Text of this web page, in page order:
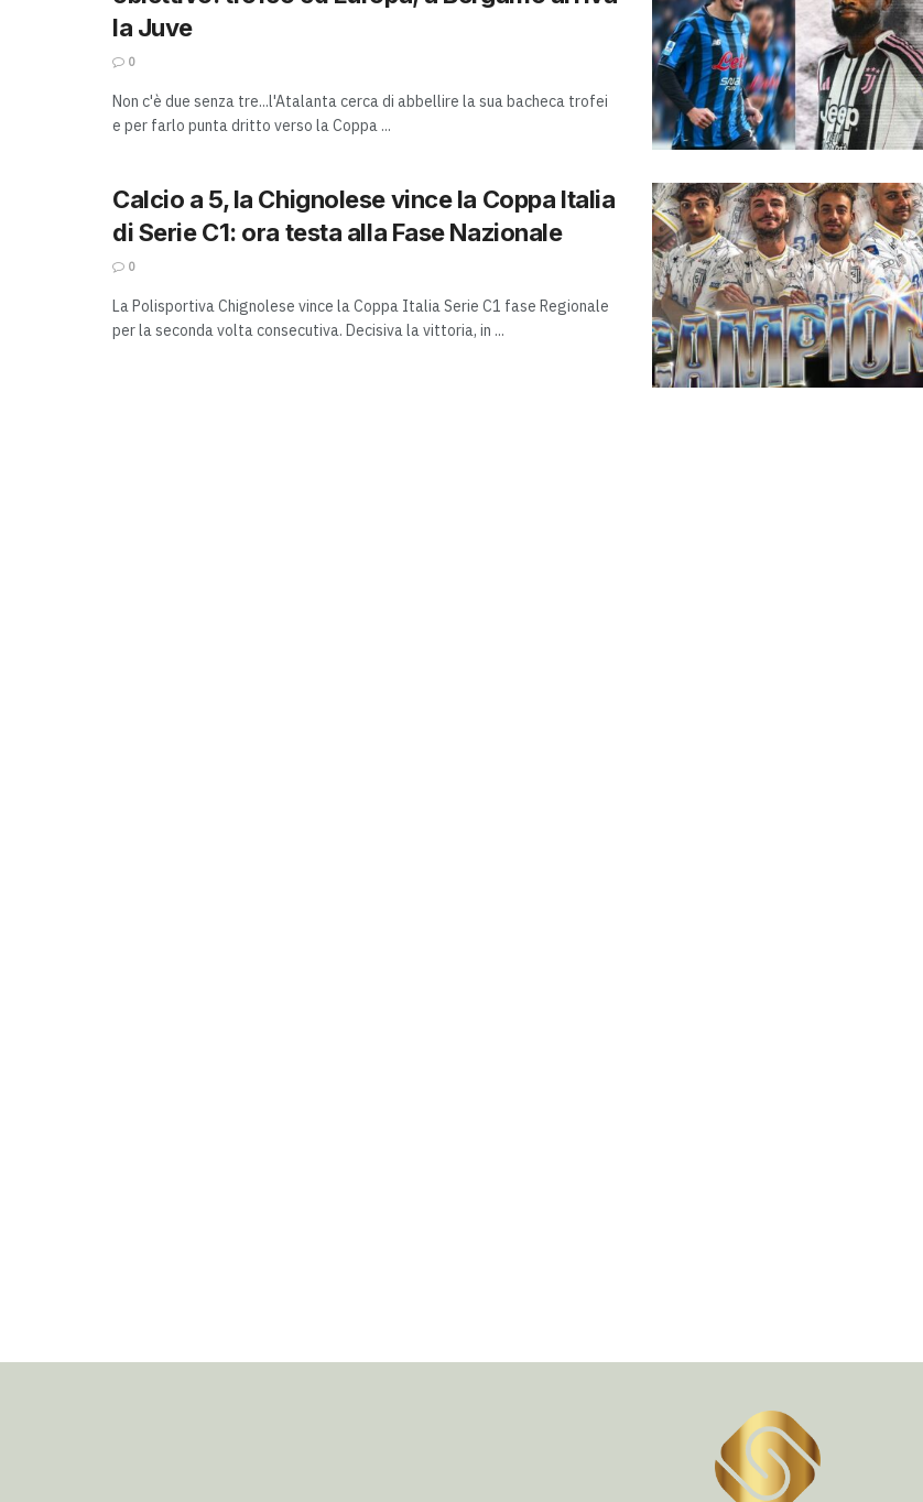
la Juve
0
Non c'è due senza tre...l'Atalanta cerca di abbellire la sua bacheca trofei
e per farlo punta dritto verso la Coppa ...
Calcio a 5, la Chignolese vince la Coppa Italia
di Serie C1: ora testa alla Fase Nazionale
0
La Polisportiva Chignolese vince la Coppa Italia Serie C1 fase Regionale
per la seconda volta consecutiva. Decisiva la vittoria, in ...